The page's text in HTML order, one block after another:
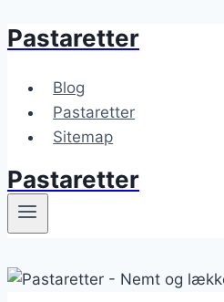
Fortsæt
indhold
Pastaretter
Blog
Pastaretter
Sitemap
Pastaretter